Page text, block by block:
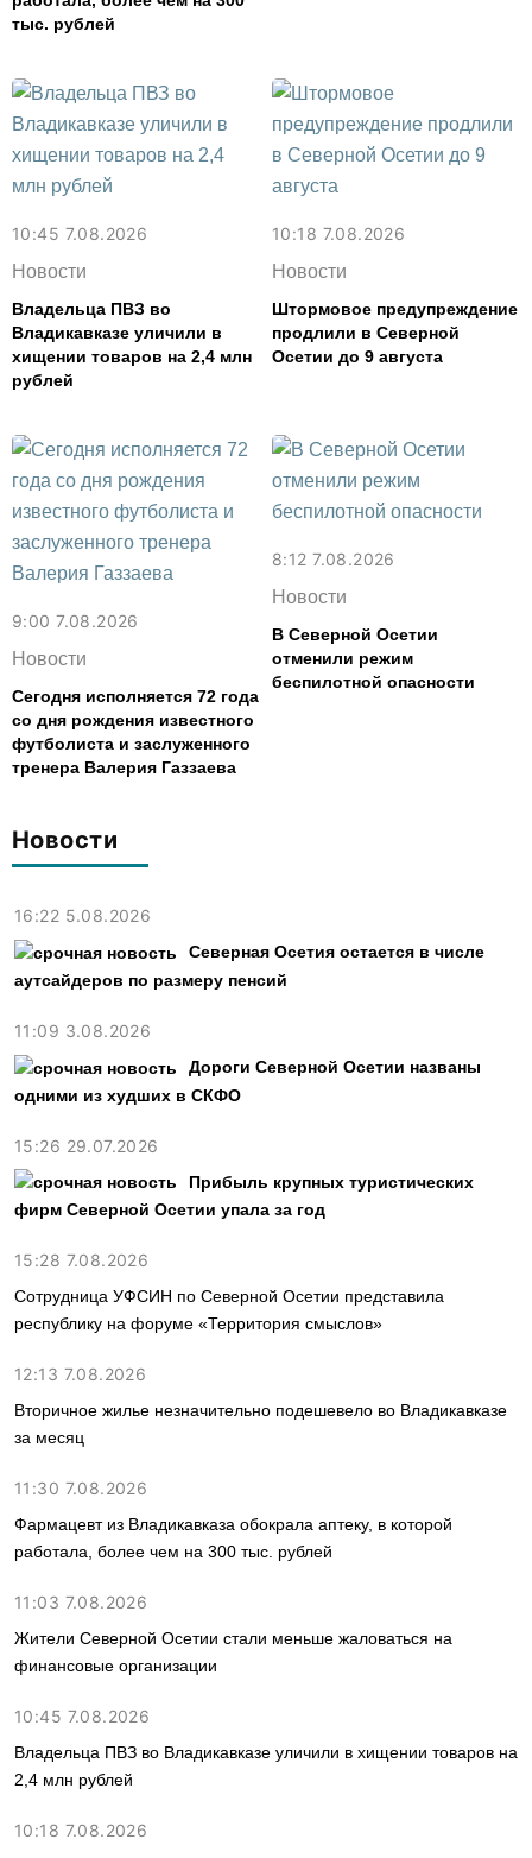
Новости
16:22 5.08.2026
Северная Осетия остается в числе
аутсайдеров по размеру пенсий
11:09 3.08.2026
Дороги Северной Осетии названы
одними из худших в СКФО
15:26 29.07.2026
Прибыль крупных туристических
фирм Северной Осетии упала за год
15:28 7.08.2026
Сотрудница УФСИН по Северной Осетии представила
республику на форуме «Территория смыслов»
12:13 7.08.2026
Вторичное жилье незначительно подешевело во Владикавказе
за месяц
11:30 7.08.2026
Фармацевт из Владикавказа обокрала аптеку, в которой
работала, более чем на 300 тыс. рублей
11:03 7.08.2026
Жители Северной Осетии стали меньше жаловаться на
финансовые организации
10:45 7.08.2026
Владельца ПВЗ во Владикавказе уличили в хищении товаров на
2,4 млн рублей
10:18 7.08.2026
тыс. рублей
10:45 7.08.2026
Новости
Владельца ПВЗ во
Владикавказе уличили в
хищении товаров на 2,4 млн
рублей
10:18 7.08.2026
Новости
Штормовое предупреждение
продлили в Северной
Осетии до 9 августа
9:00 7.08.2026
Новости
Сегодня исполняется 72 года
со дня рождения известного
футболиста и заслуженного
тренера Валерия Газзаева
8:12 7.08.2026
Новости
В Северной Осетии
отменили режим
беспилотной опасности